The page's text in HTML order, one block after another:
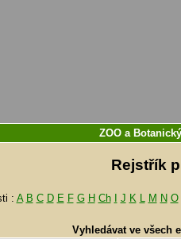
ZOO a
Rejstřík
: A B C D E F G H Ch J K L M N O
Vyhledávat ve všech